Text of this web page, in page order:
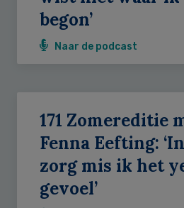
begon’
Naar de podcast
171 Zomereditie
Fenna Eefting:
zorg mis ik het
gevoel’